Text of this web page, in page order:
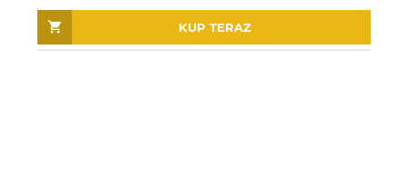
KUP TERAZ